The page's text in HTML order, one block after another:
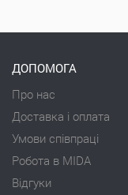
ДОПОМОГА
Про нас
Доставка і оплата
Умови співпраці
Робота в MIDA
Відгуки